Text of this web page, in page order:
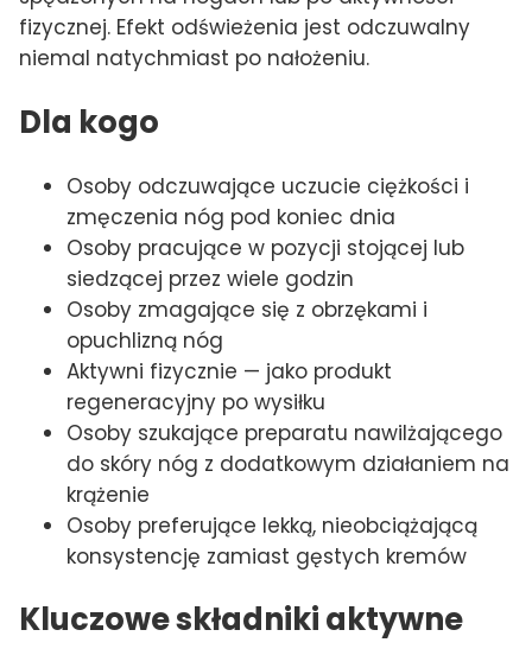
fizycznej. Efekt odświeżenia jest odczuwalny
niemal natychmiast po nałożeniu.
Dla kogo
Osoby odczuwające uczucie ciężkości i
zmęczenia nóg pod koniec dnia
Osoby pracujące w pozycji stojącej lub
siedzącej przez wiele godzin
Osoby zmagające się z obrzękami i
opuchlizną nóg
Aktywni fizycznie — jako produkt
regeneracyjny po wysiłku
Osoby szukające preparatu nawilżającego
do skóry nóg z dodatkowym działaniem na
krążenie
Osoby preferujące lekką, nieobciążającą
konsystencję zamiast gęstych kremów
Kluczowe składniki aktywne